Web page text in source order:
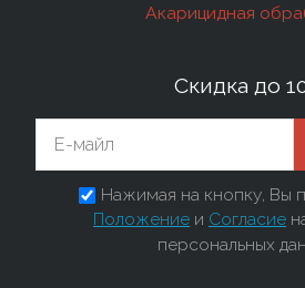
Акарицидная
Скидка до
Нажимая на кнопку, Вы
Положение и Согласие
персональных